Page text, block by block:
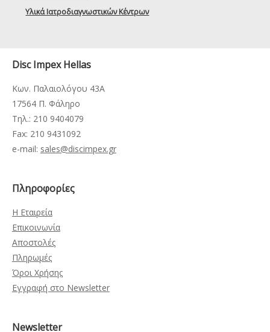
Υλικά Ιατροδιαγνωστικών Κέντρων
Disc Impex Hellas
Κων. Παλαιολόγου 43Α
17564 Π. Φάληρο
Τηλ.: 210 9404079
Fax: 210 9431092
e-mail: sales@discimpex.gr
Πληροφορίες
Η Εταιρεία
Επικοινωνία
Αποστολές
Πληρωμές
Όροι Χρήσης
Εγγραφή στο Newsletter
Newsletter